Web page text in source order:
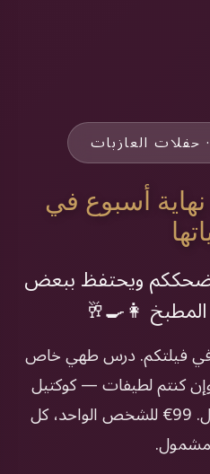
العازبات
نهاية أسبوع في
ويحتفظ ببعض
👩‍🍳🥂
5 خدمات في فيلتكم. درس طهي خاص
كنتم لطيفات — كوكتيل
مفاجئ مجاني عند الوصول. 99€ للشخص الواحد، كل